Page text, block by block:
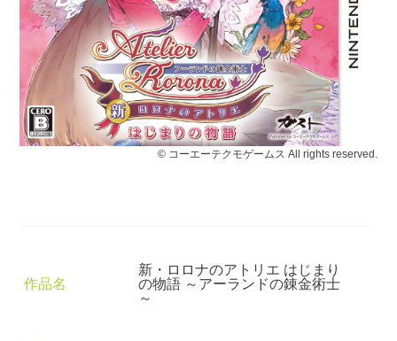
© コーエーテクモゲームス All rights reserved.
作品名
新・ロロナのアトリエ はじまり
の物語 ～アーランドの錬金術士
～